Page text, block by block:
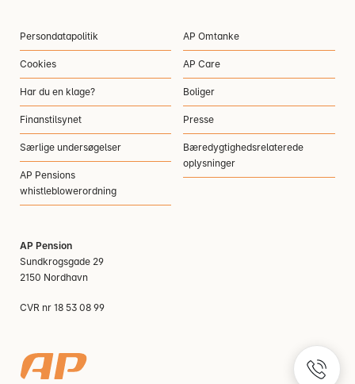
Persondatapolitik
Cookies
Har du en klage?
Finanstilsynet
Særlige undersøgelser
AP Pensions
whistleblowerordning
AP Omtanke
AP Care
Boliger
Presse
Bæredygtighedsrelaterede
oplysninger
AP Pension
Sundkrogsgade 29
2150 Nordhavn
CVR nr 18 53 08 99